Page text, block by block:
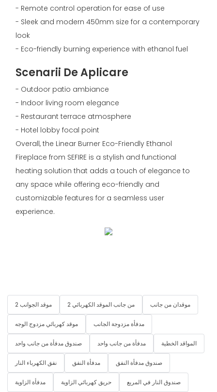
- Remote control operation for ease of use
- Sleek and modern 450mm size for a contemporary
look
- Eco-friendly burning experience with ethanol fuel
Scenarii De Aplicare
- Outdoor patio ambiance
- Indoor living room elegance
- Restaurant terrace atmosphere
- Hotel lobby focal point
Overall, the Linear Burner Eco-Friendly Ethanol
Fireplace from SEFIRE is a stylish and functional
heating solution that adds a touch of elegance to
any space while offering eco-friendly and
customizable features for a seamless user
experience.
2 موقد الجوانب 2 من جانب الموقد الكهربائي موقدان من جانب
موقد كهربائي مزدوج الوجه مدفأة مزدوجة الجانب
صندوق مدفأة من جانب واحد مدفأة من جانب واحد المواقد الخطية
نفق الكهرباء النار مدفأة النفق صندوق مدفأة النفق
مدفأة الزاوية حريق كهربائي الزاوية صندوق النار في المربع